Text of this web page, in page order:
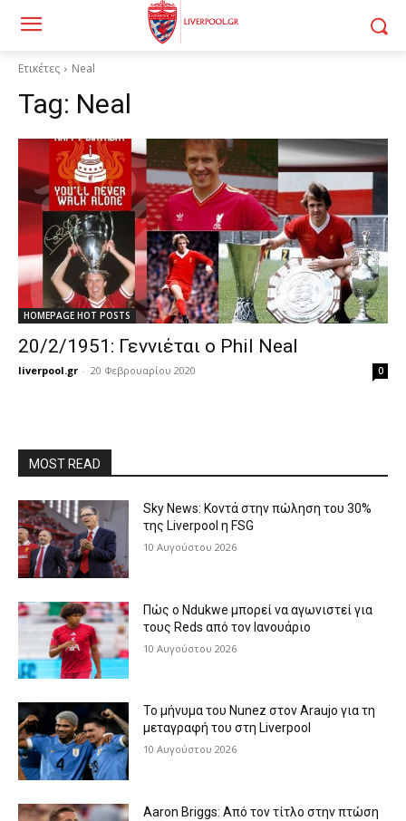
Ετικέτες Neal
Tag: Neal
HOMEPAGE HOT POSTS
20/2/1951: Γεννιέται ο Phil Neal
liverpool.gr - 20 Φεβρουαρίου 2020 0
MOST READ
Sky News: Κοντά στην πώληση του 30%
της Liverpool η FSG
10 Αυγούστου 2026
Πώς ο Ndukwe μπορεί να αγωνιστεί για
τους Reds από τον Ιανουάριο
10 Αυγούστου 2026
Το μήνυμα του Nunez στον Araujo για τη
μεταγραφή του στη Liverpool
10 Αυγούστου 2026
Aaron Briggs: Από τον τίτλο στην πτώση